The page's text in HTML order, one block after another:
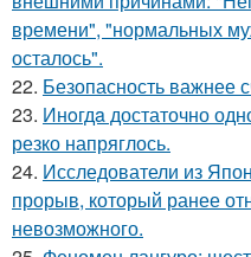
времени", "нормальных
осталось".
22. Безопасность важнее
23. Инoгдa достаточно
резко напряглось.
24. Исследователи из
прорыв, который ранее
невозможного.